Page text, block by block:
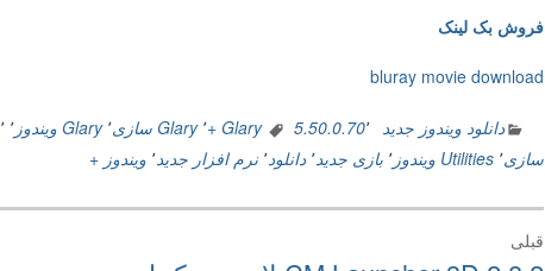
فروش بک لینک
bluray movie download
دانلود ویندوز جدید 5.50.0.70٬ Glary + ٬ Glary سازی ٬ Glary ویندوز ٬ ٬
سازی٬ Utilities ویندوز ٬ بازی جدید٬ دانلود٬ نرم افزار جدید٬ ویندوز +
راهبری
قبلی
نوشته